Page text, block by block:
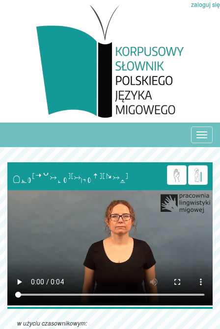
zaloguj się

w użyciu czasownikowym: